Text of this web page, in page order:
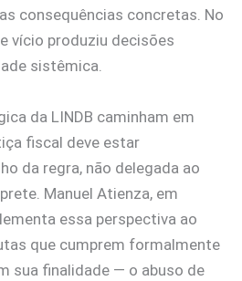
consequências concretas. No
vício produziu decisões
sistêmica.
da LINDB caminham em
fiscal deve estar
da regra, não delegada ao
Manuel Atienza, em
essa perspectiva ao
que cumprem formalmente
sua finalidade — o abuso de